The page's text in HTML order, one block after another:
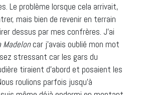
Le problème lorsque cela arrivait,
mais bien de revenir en terrain
dessus par mes confrères. J’ai
Madeloncar j’avais oublié mon mot
stressant car les gars du
tiraient d’abord et posaient les
roulions parfois jusqu’à